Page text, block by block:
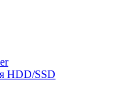
HDD/SSD